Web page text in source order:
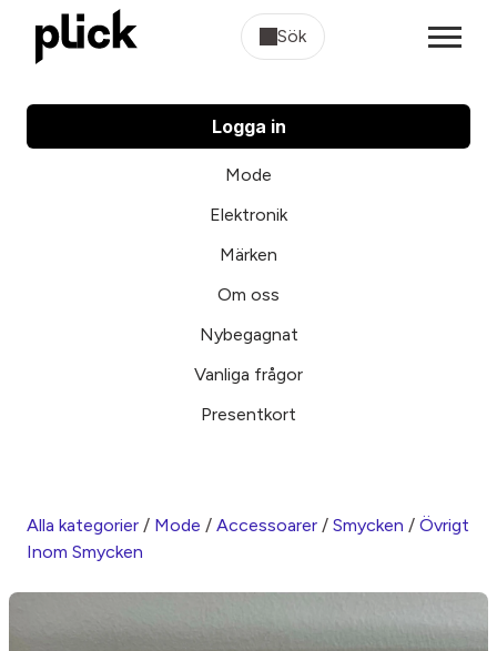
Sök
Logga in
Mode
Elektronik
Märken
Om oss
Nybegagnat
Vanliga frågor
Presentkort
Alla kategorier / Mode / Accessoarer / Smycken / Övrigt
Inom Smycken